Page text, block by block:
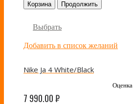
Корзина Продолжить
Выбрать
Добавить в список желаний
Nike Ja 4 White/Black
Оценка
7 990.00₽